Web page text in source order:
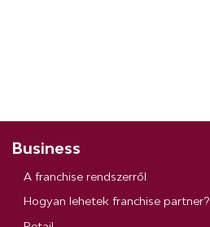
Business
A franchise rendszerről
Hogyan lehetek franchise partner?